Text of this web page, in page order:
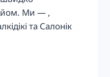
Ми — ,
та Салонік